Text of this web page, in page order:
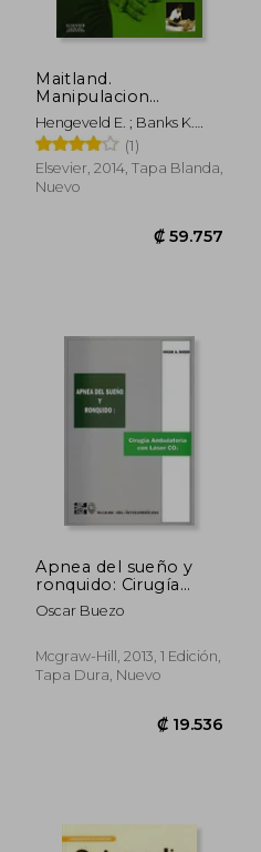
Maitland.
Manipulacion
Vertebral, 8ª ed.
Hengeveld E. ; Banks K.
Gea Consultoria Editorial Sl
(1)
Elsevier, 2014, Tapa Blanda,
Nuevo
Apnea del sueño y
ronquido: Cirugía
ambulatoria con laser
CO2
Oscar Buezo
Mcgraw-Hill, 2013, 1 Edición,
Tapa Dura, Nuevo